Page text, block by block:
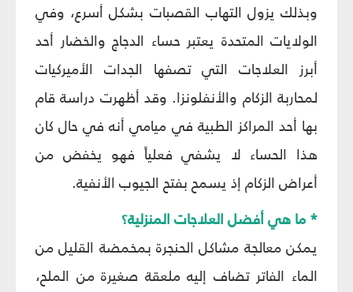
وبذلك يزول التهاب القصبات بشكل أسرع، وفي
الولايات المتحدة يعتبر حساء الدجاج والخضار أحد
أبرز العلاجات التي تصفها الجدات الأميركيات
لمحاربة الزكام والأنفلونزا. وقد أظهرت دراسة قام
بها أحد المراكز الطبية في ميامي أنه في حال كان
هذا الحساء لا يشفي فعلياً فهو يخفض من
أعراض الزكام إذ يسمح بفتح الجيوب الأنفية.
* ما هي أفضل العلاجات المنزلية؟
يمكن معالجة مشاكل الحنجرة بمخمضة القليل من
الماء الفاتر تضاف إليه ملعقة صغيرة من الملح،